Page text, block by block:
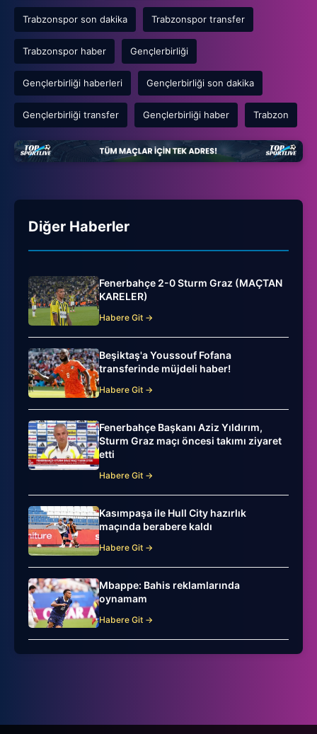
Trabzonspor son dakika Trabzonspor transfer
Trabzonspor haber Gençlerbirliği
Gençlerbirliği haberleri Gençlerbirliği son dakika
Gençlerbirliği transfer Gençlerbirliği haber Trabzon
Diğer Haberler
Fenerbahçe 2-0 Sturm Graz (MAÇTAN
KARELER)
Habere Git →
Beşiktaş'a Youssouf Fofana
transferinde müjdeli haber!
Habere Git →
Fenerbahçe Başkanı Aziz Yıldırım,
Sturm Graz maçı öncesi takımı ziyaret
etti
Habere Git →
Kasımpaşa ile Hull City hazırlık
maçında berabere kaldı
Habere Git →
Mbappe: Bahis reklamlarında
oynamam
Habere Git →